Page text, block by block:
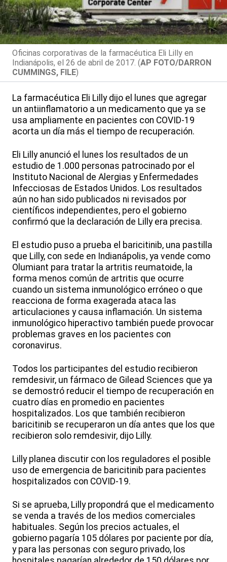
Oficinas corporativas de la farmacéutica Eli Lilly en
Indianápolis, el 26 de abril de 2017. (AP FOTO/DARRON
CUMMINGS, FILE)
La farmacéutica Eli Lilly dijo el lunes que agregar
un antiinflamatorio a un medicamento que ya se
usa ampliamente en pacientes con COVID-19
acorta un día más el tiempo de recuperación.
Eli Lilly anunció el lunes los resultados de un
estudio de 1.000 personas patrocinado por el
Instituto Nacional de Alergias y Enfermedades
Infecciosas de Estados Unidos. Los resultados
aún no han sido publicados ni revisados por
científicos independientes, pero el gobierno
confirmó que la declaración de Lilly era precisa.
El estudio puso a prueba el baricitinib, una pastilla
que Lilly, con sede en Indianápolis, ya vende como
Olumiant para tratar la artritis reumatoide, la
forma menos común de artritis que ocurre
cuando un sistema inmunológico erróneo o que
reacciona de forma exagerada ataca las
articulaciones y causa inflamación. Un sistema
inmunológico hiperactivo también puede provocar
problemas graves en los pacientes con
coronavirus.
Todos los participantes del estudio recibieron
remdesivir, un fármaco de Gilead Sciences que ya
se demostró reducir el tiempo de recuperación en
cuatro días en promedio en pacientes
hospitalizados. Los que también recibieron
baricitinib se recuperaron un día antes que los que
recibieron solo remdesivir, dijo Lilly.
Lilly planea discutir con los reguladores el posible
uso de emergencia de baricitinib para pacientes
hospitalizados con COVID-19.
Si se aprueba, Lilly propondrá que el medicamento
se venda a través de los medios comerciales
habituales. Según los precios actuales, el
gobierno pagaría 105 dólares por paciente por día,
y para las personas con seguro privado, los